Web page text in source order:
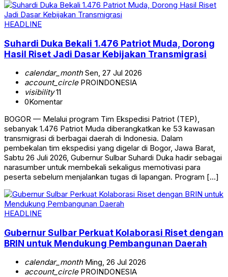
HEADLINE
Suhardi Duka Bekali 1.476 Patriot Muda, Dorong
Hasil Riset Jadi Dasar Kebijakan Transmigrasi
calendar_monthSen, 27 Jul 2026
account_circlePROINDONESIA
visibility11
0Komentar
BOGOR — Melalui program Tim Ekspedisi Patriot (TEP),
sebanyak 1.476 Patriot Muda diberangkatkan ke 53 kawasan
transmigrasi di berbagai daerah di Indonesia. Dalam
pembekalan tim ekspedisi yang digelar di Bogor, Jawa Barat,
Sabtu 26 Juli 2026, Gubernur Sulbar Suhardi Duka hadir sebagai
narasumber untuk membekali sekaligus memotivasi para
peserta sebelum menjalankan tugas di lapangan. Program […]
HEADLINE
Gubernur Sulbar Perkuat Kolaborasi Riset dengan
BRIN untuk Mendukung Pembangunan Daerah
calendar_monthMing, 26 Jul 2026
account_circlePROINDONESIA